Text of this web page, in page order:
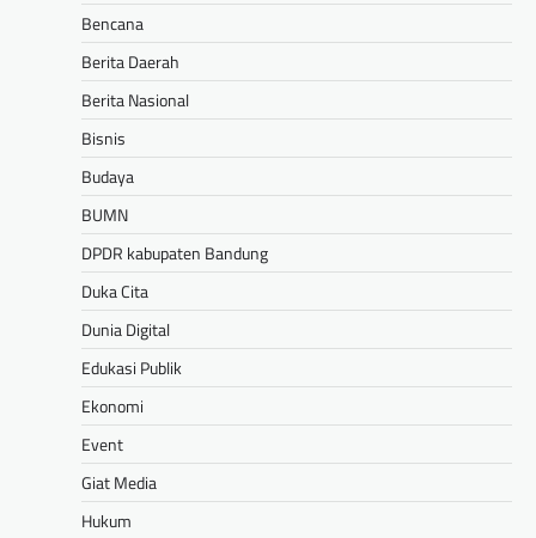
Bencana
Berita Daerah
Berita Nasional
Bisnis
Budaya
BUMN
DPDR kabupaten Bandung
Duka Cita
Dunia Digital
Edukasi Publik
Ekonomi
Event
Giat Media
Hukum